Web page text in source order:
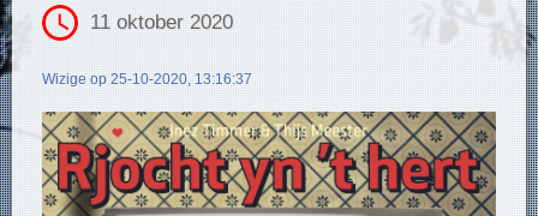
11 oktober 2020
Wizige op 25-10-2020, 13:16:37